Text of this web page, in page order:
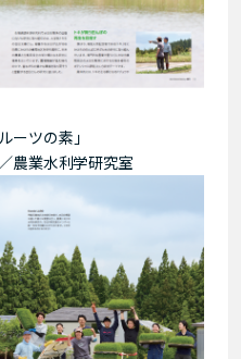
ーツの素」
農業水利学研究室